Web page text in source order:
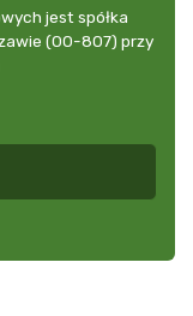
jest spółka
(00-807) przy